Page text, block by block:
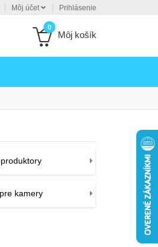
Môj účet Prihlásenie
0
Môj košík
kamery